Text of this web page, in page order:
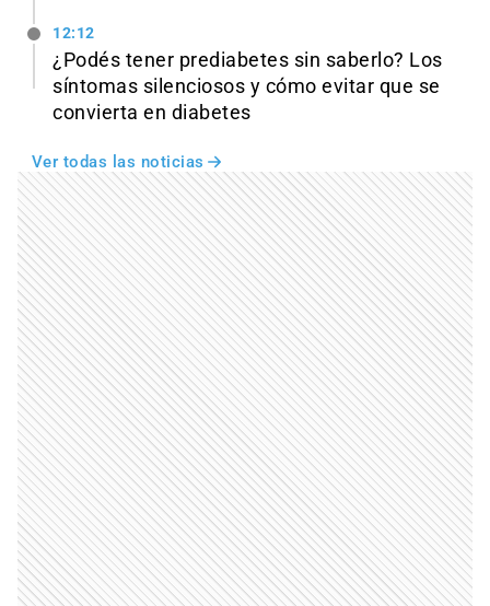
12:12
¿Podés tener prediabetes sin saberlo? Los
síntomas silenciosos y cómo evitar que se
convierta en diabetes
Ver todas las noticias